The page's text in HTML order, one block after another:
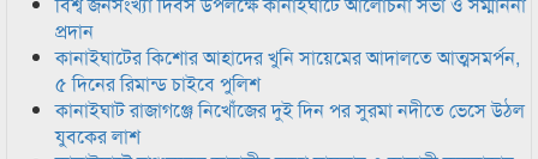
প্রদান
কানাইঘাটের কিশোর আহাদের খুনি সায়েমের আদালতে আত্মসমর্পন,
৫ দিনের রিমান্ড চাইবে পুলিশ
কানাইঘাট রাজাগঞ্জে নিখোঁজের দুই দিন পর সুরমা নদীতে ভেসে উঠল
যুবকের লাশ